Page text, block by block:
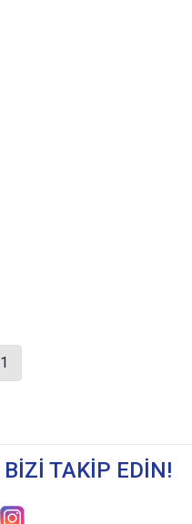
1
BİZİ TAKİP EDİN!